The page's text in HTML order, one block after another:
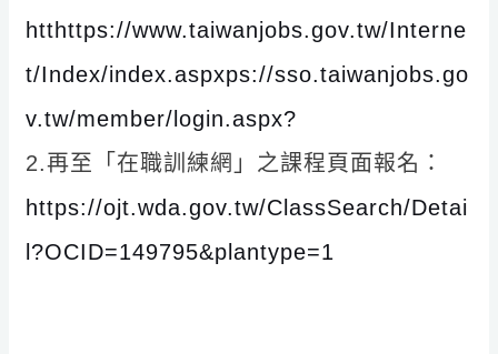
htthttps://www.taiwanjobs.gov.tw/Interne
t/Index/index.aspxps://sso.taiwanjobs.go
v.tw/member/login.aspx?
2.再至「在職訓練網」之課程頁面報名：
https://ojt.wda.gov.tw/ClassSearch/Detai
l?OCID=149795&plantype=1